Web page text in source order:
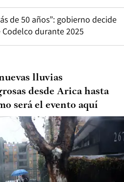
de 50 años”: gobierno decide
durante 2025
lluvias
desde Arica hasta
será el evento aquí